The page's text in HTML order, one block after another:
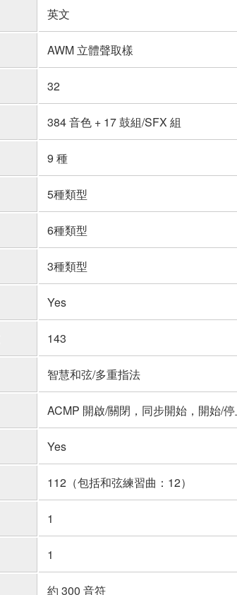
英文
AWM 立體聲取樣
32
384 音色 + 17 鼓組/SFX 組
9 種
5種類型
6種類型
3種類型
Yes
143
智慧和弦/多重指法
ACMP 開啟/關閉，同步開始，開始/
Yes
112（包括和弦練習曲：12）
1
1
約 300 音符